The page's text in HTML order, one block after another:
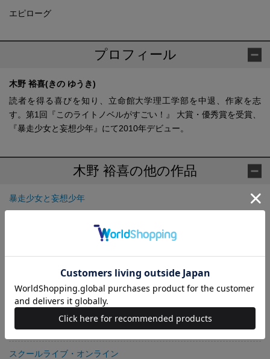
エピローグ
プロフィール
木野 裕喜(きの ゆうき)
読者を得る喜びを知り、立命館大学理工学部を中退、作家を志
す。第1回『このライトノベルがすごい！』 大賞・優秀賞を受賞、
『暴走少女と妄想少年』にて2010年デビュー。
木野 裕喜の他の作品
暴走少女と妄想少年
暴走少女と妄想少年 5
暴走少女と妄想少年 6
暴走少女と妄想少年 7
スクールライブ・オンライン